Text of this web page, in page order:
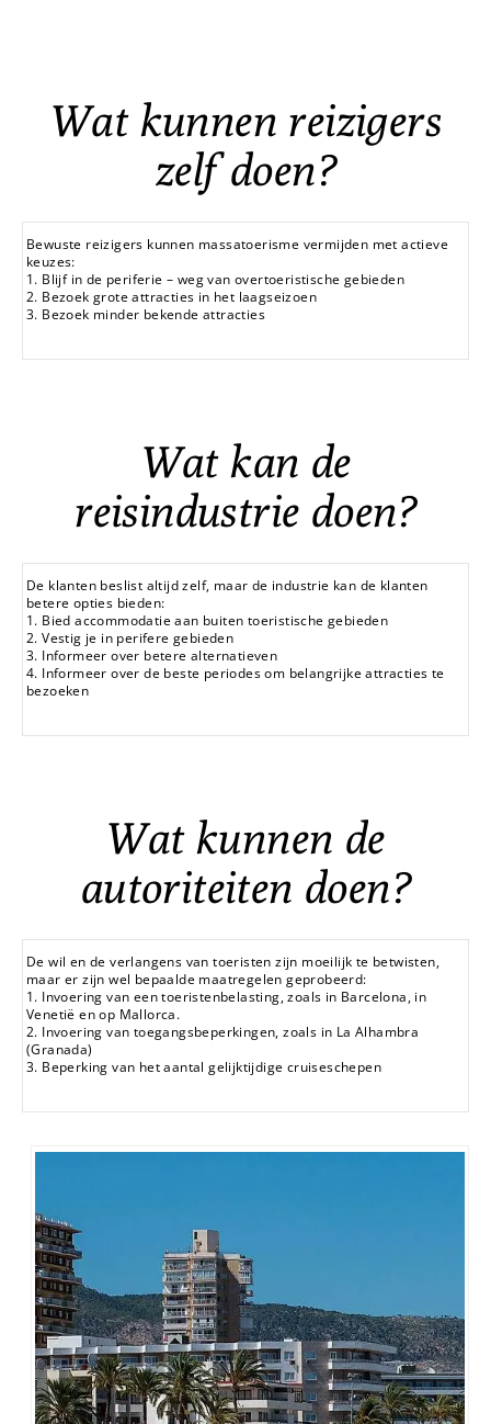
Wat kunnen reizigers
zelf doen?
Bewuste reizigers kunnen massatoerisme vermijden met actieve
keuzes:
1. Blijf in de periferie – weg van overtoeristische gebieden
2. Bezoek grote attracties in het laagseizoen
3. Bezoek minder bekende attracties
Wat kan de
reisindustrie doen?
De klanten beslist altijd zelf, maar de industrie kan de klanten
betere opties bieden:
1. Bied accommodatie aan buiten toeristische gebieden
2. Vestig je in perifere gebieden
3. Informeer over betere alternatieven
4. Informeer over de beste periodes om belangrijke attracties te
bezoeken
Wat kunnen de
autoriteiten doen?
De wil en de verlangens van toeristen zijn moeilijk te betwisten,
maar er zijn wel bepaalde maatregelen geprobeerd:
1. Invoering van een toeristenbelasting, zoals in Barcelona, ​​in
Venetië en op Mallorca.
2. Invoering van toegangsbeperkingen, zoals in La Alhambra
(Granada)
3. Beperking van het aantal gelijktijdige cruiseschepen